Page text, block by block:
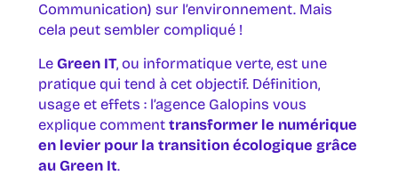
Communication) sur l’environnement. Mais
cela peut sembler compliqué !
Le Green IT, ou informatique verte, est une
pratique qui tend à cet objectif. Définition,
usage et effets : l’agence Galopins vous
explique comment transformer le numérique
en levier pour la transition écologique grâce
au Green It.